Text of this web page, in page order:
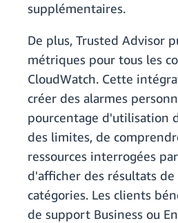
supplémentaires.
De plus, Trusted Advisor
métriques pour tous les
CloudWatch. Cette
créer des alarmes
pourcentage d'utilisation
des limites, de
ressources interrogées
d'afficher des résultats
catégories. Les clients
de support Business ou